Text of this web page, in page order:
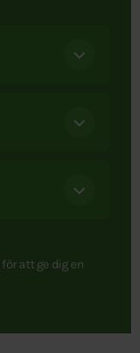
för att ge dig en